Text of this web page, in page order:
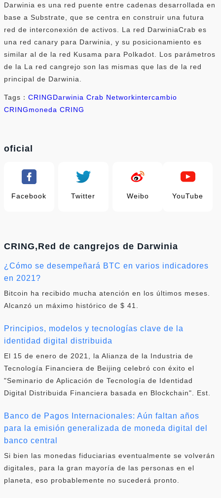
Darwinia es una red puente entre cadenas desarrollada en
base a Substrate, que se centra en construir una futura
red de interconexión de activos. La red DarwiniaCrab es
una red canary para Darwinia, y su posicionamiento es
similar al de la red Kusama para Polkadot. Los parámetros
de la La red cangrejo son las mismas que las de la red
principal de Darwinia.
Tags： CRINGDarwinia Crab Networkintercambio
CRINGmoneda CRING
oficial
Facebook Twitter Weibo YouTube
CRING,Red de cangrejos de Darwinia
¿Cómo se desempeñará BTC en varios indicadores
en 2021?
Bitcoin ha recibido mucha atención en los últimos meses.
Alcanzó un máximo histórico de $ 41.
Principios, modelos y tecnologías clave de la
identidad digital distribuida
El 15 de enero de 2021, la Alianza de la Industria de
Tecnología Financiera de Beijing celebró con éxito el
"Seminario de Aplicación de Tecnología de Identidad
Digital Distribuida Financiera basada en Blockchain". Est.
Banco de Pagos Internacionales: Aún faltan años
para la emisión generalizada de moneda digital del
banco central
Si bien las monedas fiduciarias eventualmente se volverán
digitales, para la gran mayoría de las personas en el
planeta, eso probablemente no sucederá pronto.